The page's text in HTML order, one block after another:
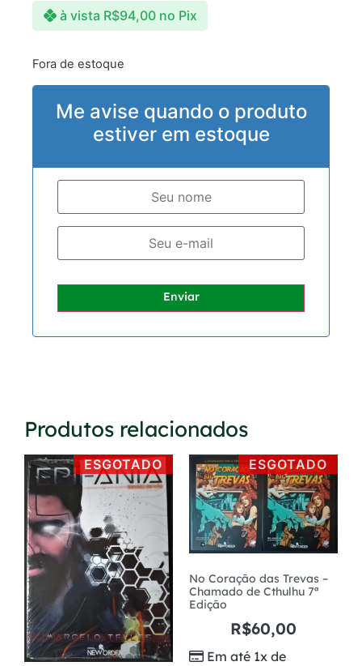
à vista R$94,00 no Pix
Fora de estoque
Me avise quando o produto
estiver em estoque
Enviar
Produtos relacionados
ESGOTADO ESGOTADO
No Coração das Trevas –
Chamado de Cthulhu 7ª
Edição
R$60,00
Em até 1x de